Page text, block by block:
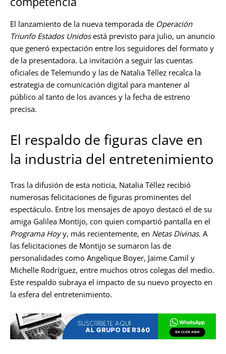
El lanzamiento de la nueva temporada de Operación
Triunfo Estados Unidosestá previsto para julio, un anuncio
que generó expectación entre los seguidores del formato y
de la presentadora. La invitación a seguir las cuentas
oficiales de Telemundo y las de Natalia Téllez recalca la
estrategia de comunicación digital para mantener al
público al tanto de los avances y la fecha de estreno
precisa.
El respaldo de figuras clave en
la industria del entretenimiento
Tras la difusión de esta noticia, Natalia Téllez recibió
numerosas felicitaciones de figuras prominentes del
espectáculo. Entre los mensajes de apoyo destacó el de su
amiga Galilea Montijo, con quien compartió pantalla en el
Programa Hoyy, más recientemente, en Netas Divinas. A
las felicitaciones de Montijo se sumaron las de
personalidades como Angelique Boyer, Jaime Camil y
Michelle Rodríguez, entre muchos otros colegas del medio.
Este respaldo subraya el impacto de su nuevo proyecto en
la esfera del entretenimiento.